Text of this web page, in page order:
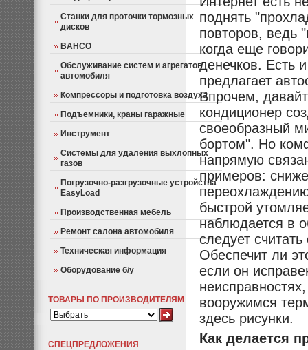
Станки для проточки тормозных
дисков
BAHCO
Обслуживание систем и агрегатов
автомобиля
Компрессоры и подготовка воздуха
Подъемники, краны гаражные
Инструмент
Системы для удаления выхлопных
газов
Погрузочно-разгрузочные устройства
EasyLoad
Производственная мебель
Ремонт салона автомобиля
Техническая информация
Оборудование б/у
ТОВАРЫ ПО ПРОИЗВОДИТЕЛЯМ
СПЕЦПРЕДЛОЖЕНИЯ
поднять
повторов, ведь
когда еще
денечков. Есть
предлагает
Впрочем,
кондиционер
своеобразный
бортом". Но
напрямую
примеров:
быстрой
наблюдается в
следует
Обеспечит ли
если он
вооружимся
здесь рисунки.
Как делается